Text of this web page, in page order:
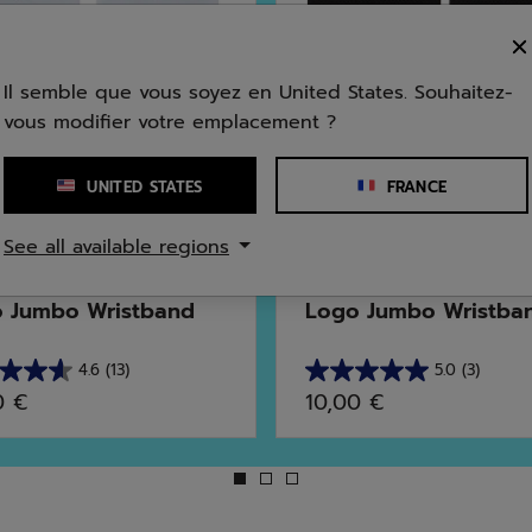
Jumbo Wristband
4.6 (13)
€
Logo Jumbo
5.0 (3)
5.0
sur
5
étoiles.
10,00 €
Il semble que vous soyez en United States. Souhaitez-
vous modifier votre emplacement ?
UNITED STATES FRANCE
See all available regions